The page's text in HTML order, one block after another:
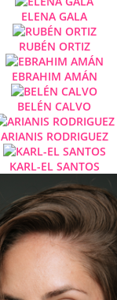
ELENA GALA
RUBÉN ORTIZ
EBRAHIM AMÁN
BELÉN CALVO
ARIANIS RODRIGUEZ
KARL-EL SANTOS